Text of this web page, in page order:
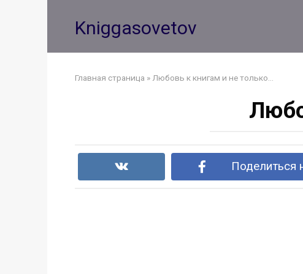
Kniggasovetov
Главная страница » Любовь к книгам и не только…
Поделиться